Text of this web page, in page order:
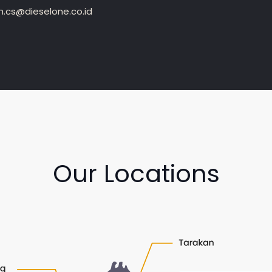
Our Locations